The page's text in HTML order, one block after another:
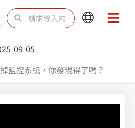
SearchSearch
Main
Main
09-05
監控系統，你發現得了嗎？